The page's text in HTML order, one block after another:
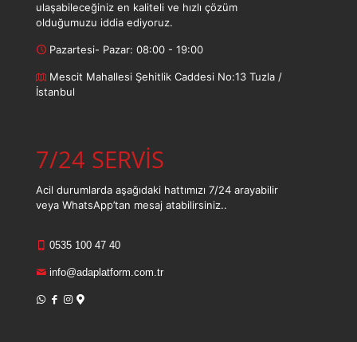
ulaşabileceğiniz en kaliteli ve hızlı çözüm
olduğumuzu iddia ediyoruz.
Pazartesi- Pazar: 08:00 - 19:00
Mescit Mahallesi Şehitlik Caddesi No:13 Tuzla /
İstanbul
7/24 SERVİS
Acil durumlarda aşağıdaki hattımızı 7/24 arayabilir
veya WhatsApp’tan mesaj atabilirsiniz..
0535 100 47 40
info@adaplatform.com.tr